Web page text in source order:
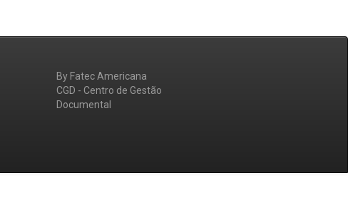
By Fatec Americana
CGD - Centro de Gestão
Documental